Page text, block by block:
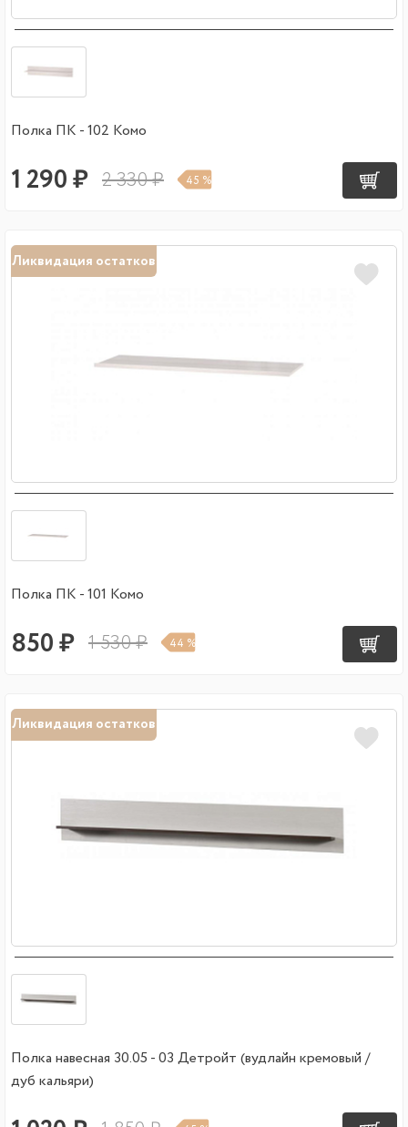
Полка ПК - 102 Комо
1 290 ₽ 2 330 ₽ 45 %
Ликвидация остатков
Полка ПК - 101 Комо
850 ₽ 1 530 ₽ 44 %
Ликвидация остатков
Полка навесная 30.05 - 03 Детройт (вудлайн кремовый /
дуб кальяри)